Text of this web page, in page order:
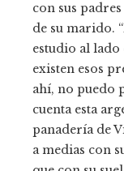
con sus
de su marido.
estudio al
existen esos
ahí, no puedo
cuenta esta
panadería de
a medias con